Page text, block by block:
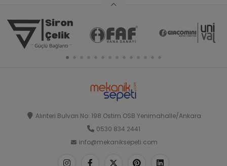
Alınteri Bulvarı No: 198 Ostim OSB Yenimahalle/Ankara
0530 834 2441
info@mekaniksepeti.com